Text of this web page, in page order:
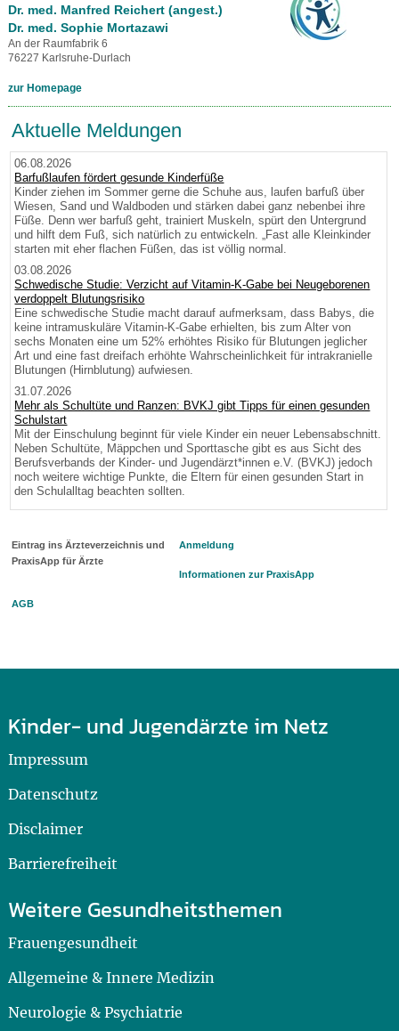
Dr. med. Manfred Reichert (angest.)
Dr. med. Sophie Mortazawi
An der Raumfabrik 6
76227 Karlsruhe-Durlach
zur Homepage
Aktuelle Meldungen
06.08.2026
Barfußlaufen fördert gesunde Kinderfüße
Kinder ziehen im Sommer gerne die Schuhe aus, laufen barfuß über
Wiesen, Sand und Waldboden und stärken dabei ganz nebenbei ihre
Füße. Denn wer barfuß geht, trainiert Muskeln, spürt den Untergrund
und hilft dem Fuß, sich natürlich zu entwickeln. „Fast alle Kleinkinder
starten mit eher flachen Füßen, das ist völlig normal.
03.08.2026
Schwedische Studie: Verzicht auf Vitamin-K-Gabe bei Neugeborenen
verdoppelt Blutungsrisiko
Eine schwedische Studie macht darauf aufmerksam, dass Babys, die
keine intramuskuläre Vitamin-K-Gabe erhielten, bis zum Alter von
sechs Monaten eine um 52% erhöhtes Risiko für Blutungen jeglicher
Art und eine fast dreifach erhöhte Wahrscheinlichkeit für intrakranielle
Blutungen (Hirnblutung) aufwiesen.
31.07.2026
Mehr als Schultüte und Ranzen: BVKJ gibt Tipps für einen gesunden
Schulstart
Mit der Einschulung beginnt für viele Kinder ein neuer Lebensabschnitt.
Neben Schultüte, Mäppchen und Sporttasche gibt es aus Sicht des
Berufsverbands der Kinder- und Jugendärzt*innen e.V. (BVKJ) jedoch
noch weitere wichtige Punkte, die Eltern für einen gesunden Start in
den Schulalltag beachten sollten.
Eintrag ins Ärzteverzeichnis und
PraxisApp für Ärzte
Anmeldung
Informationen zur PraxisApp
AGB
Kinder- und Jugendärzte im Netz
Impressum
Datenschutz
Disclaimer
Barrierefreiheit
Weitere Gesundheitsthemen
Frauengesundheit
Allgemeine & Innere Medizin
Neurologie & Psychiatrie